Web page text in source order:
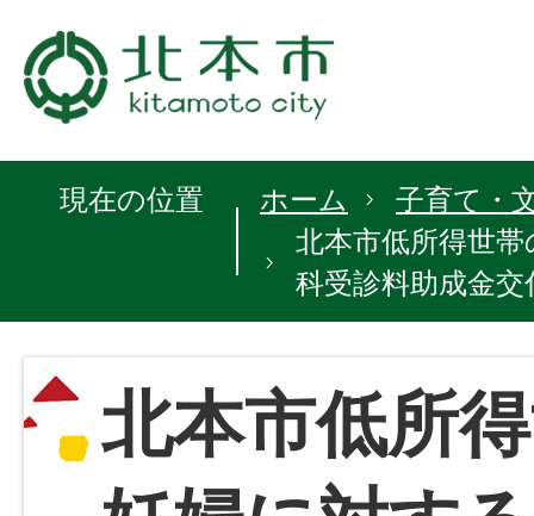
現在の位置 ホーム
子育て・
北本市低所得世
科受診料助成金交
北本市低所